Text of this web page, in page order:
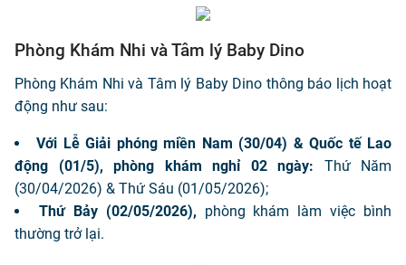
Phòng Khám Nhi và Tâm lý Baby Dino
Phòng Khám Nhi và Tâm lý Baby Dino thông báo lịch hoạt
động như sau:
Với Lễ Giải phóng miền Nam (30/04) & Quốc tế Lao
động (01/5), phòng khám nghỉ 02 ngày: Thứ Năm
(30/04/2026) & Thứ Sáu (01/05/2026);
Thứ Bảy (02/05/2026), phòng khám làm việc bình
thường trở lại.